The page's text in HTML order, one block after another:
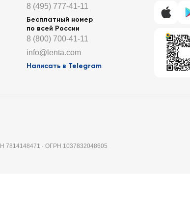
8 (495) 777-41-11
Бесплатный номер
по всей России
8 (800) 700-41-11
info@lenta.com
Написать в Telegram
7814148471 · ОГРН 1037832048605